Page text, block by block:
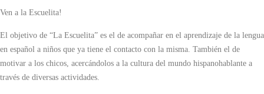
Ven a la Escuelita!
El objetivo de “La Escuelita” es el de acompañar en el aprendizaje de la lengua
en español a niños que ya tiene el contacto con la misma. También el de
motivar a los chicos, acercándolos a la cultura del mundo hispanohablante a
través de diversas actividades.